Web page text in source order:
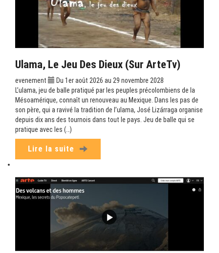
Ulama, Le Jeu Des Dieux (sur ArteTv)
evenement
Du 1er août 2026 au 29 novembre 2028
L’ulama, jeu de balle pratiqué par les peuples précolombiens de la
Mésoamérique, connaît un renouveau au Mexique. Dans les pas de
son père, qui a ravivé la tradition de l’ulama, José Lizárraga organise
depuis dix ans des tournois dans tout le pays. Jeu de balle qui se
pratique avec les (…)
Lire la suite